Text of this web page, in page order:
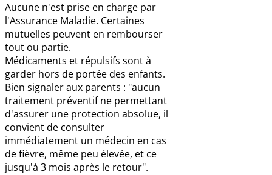
Aucune n'est prise en charge par
l'Assurance Maladie. Certaines
mutuelles peuvent en rembourser
tout ou partie.
Médicaments et répulsifs sont à
garder hors de portée des enfants.
Bien signaler aux parents : "aucun
traitement préventif ne permettant
d'assurer une protection absolue, il
convient de consulter
immédiatement un médecin en cas
de fièvre, même peu élevée, et ce
jusqu'à 3 mois après le retour".